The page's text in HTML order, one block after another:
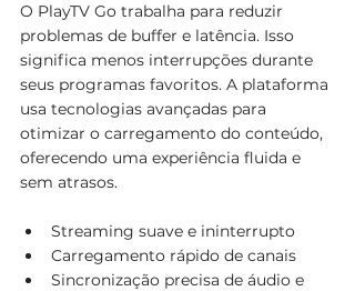
O PlayTV Go trabalha para reduzir
problemas de buffer e latência. Isso
significa menos interrupções durante
seus programas favoritos. A plataforma
usa tecnologias avançadas para
otimizar o carregamento do conteúdo,
oferecendo uma experiência fluida e
sem atrasos.
Streaming suave e ininterrupto
Carregamento rápido de canais
Sincronização precisa de áudio e